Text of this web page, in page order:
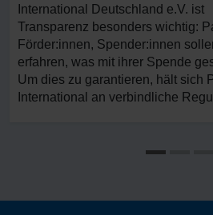
International Deutschland e.V. ist
Transparenz besonders wichtig:
Förder:innen, Spender:innen
erfahren, was mit ihrer Spende
Um dies zu garantieren, hält sich
International an verbindliche